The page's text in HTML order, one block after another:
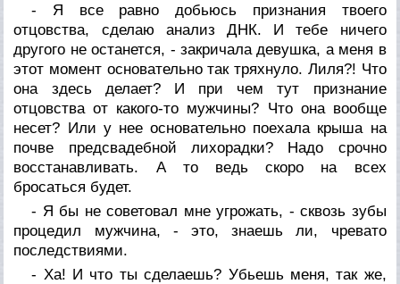
- Я все равно добьюсь признания твоего
отцовства, сделаю анализ ДНК. И тебе ничего
другого не останется, - закричала девушка, а меня в
этот момент основательно так тряхнуло. Лиля?! Что
она здесь делает? И при чем тут признание
отцовства от какого-то мужчины? Что она вообще
несет? Или у нее основательно поехала крыша на
почве предсвадебной лихорадки? Надо срочно
восстанавливать. А то ведь скоро на всех
бросаться будет.
- Я бы не советовал мне угрожать, - сквозь зубы
процедил мужчина, - это, знаешь ли, чревато
последствиями.
- Ха! И что ты сделаешь? Убьешь меня, так же,